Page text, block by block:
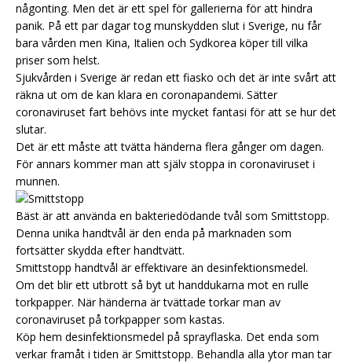
någonting. Men det är ett spel för gallerierna för att hindra
panik. På ett par dagar tog munskydden slut i Sverige, nu får
bara vården men Kina, Italien och Sydkorea köper till vilka
priser som helst.
Sjukvården i Sverige är redan ett fiasko och det är inte svårt att
räkna ut om de kan klara en coronapandemi. Sätter
coronaviruset fart behövs inte mycket fantasi för att se hur det
slutar.
Det är ett måste att tvätta händerna flera gånger om dagen.
För annars kommer man att själv stoppa in coronaviruset i
munnen.
Bäst är att använda en bakteriedödande tvål som Smittstopp.
Denna unika handtvål är den enda på marknaden som
fortsätter skydda efter handtvätt.
Smittstopp handtvål är effektivare än desinfektionsmedel.
Om det blir ett utbrott så byt ut handdukarna mot en rulle
torkpapper. När händerna är tvättade torkar man av
coronaviruset på torkpapper som kastas.
Köp hem desinfektionsmedel på sprayflaska. Det enda som
verkar framåt i tiden är Smittstopp. Behandla alla ytor man tar